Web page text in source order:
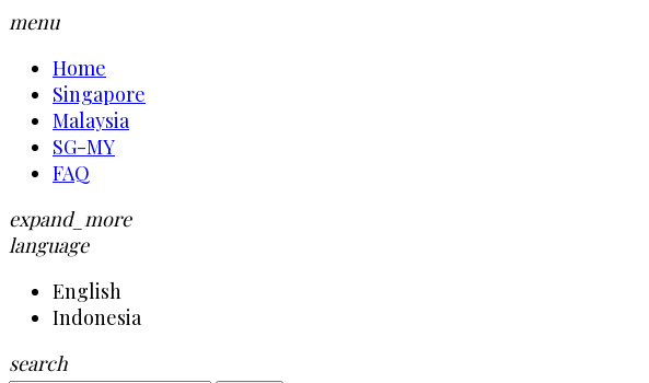
menu
Home
Singapore
Malaysia
SG-MY
FAQ
expand_more
language
English
Indonesia
search